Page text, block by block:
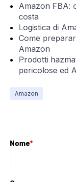
Amazon FBA:
costa
Logistica di
Come
Amazon
Prodotti
pericolose ed
Amazon
Nome*